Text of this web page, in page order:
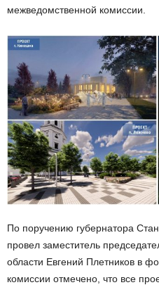
межведомственной комиссии.
По поручению губернатора
провел заместитель
области Евгений Плетников в
комиссии отмечено, что все